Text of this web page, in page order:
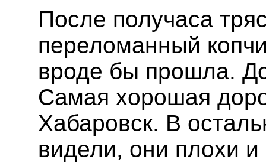
После получаса
переломанный
вроде бы прошла.
Самая хорошая
Хабаровск. В
видели, они плохи